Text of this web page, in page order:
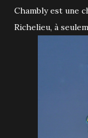
Chambly est une
Richelieu, à